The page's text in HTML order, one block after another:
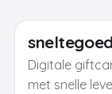
sneltegoed
Digitale
met snelle